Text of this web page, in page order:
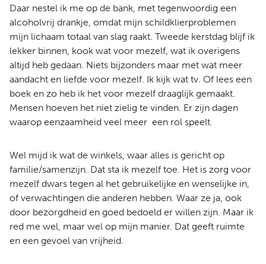
Daar nestel ik me op de bank, met tegenwoordig een
alcoholvrij drankje, omdat mijn schildklierproblemen
mijn lichaam totaal van slag raakt. Tweede kerstdag blijf ik
lekker binnen, kook wat voor mezelf, wat ik overigens
altijd heb gedaan. Niets bijzonders maar met wat meer
aandacht en liefde voor mezelf. Ik kijk wat tv. Of lees een
boek en zo heb ik het voor mezelf draaglijk gemaakt.
Mensen hoeven het niet zielig te vinden. Er zijn dagen
waarop eenzaamheid veel meer een rol speelt.
Wel mijd ik wat de winkels, waar alles is gericht op
familie/samenzijn. Dat sta ik mezelf toe. Het is zorg voor
mezelf dwars tegen al het gebruikelijke en wenselijke in,
of verwachtingen die anderen hebben. Waar ze ja, ook
door bezorgdheid en goed bedoeld er willen zijn. Maar ik
red me wel, maar wel op mijn manier. Dat geeft ruimte
en een gevoel van vrijheid.